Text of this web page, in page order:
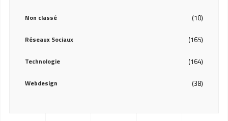
Non classé (10)
Réseaux Sociaux (165)
Technologie (164)
Webdesign (38)